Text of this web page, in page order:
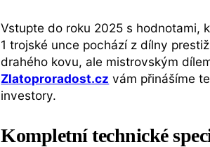
Vstupte do roku 2025 s hodnotami,
1 trojské unce pochází z dílny
drahého kovu, ale mistrovským
Zlatoproradost.cz vám přinášíme
investory.
Kompletní technické